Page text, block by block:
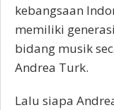
kebangsaan
memiliki
bidang musik
Andrea Turk.
Lalu siapa